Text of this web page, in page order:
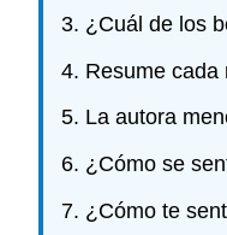
¿Cuál de los
Resume cada
La autora
¿Cómo se
¿Cómo te